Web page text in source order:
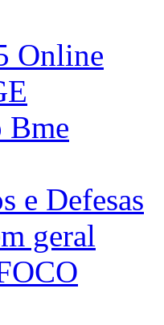
Online
Bme
e Defesas
geral